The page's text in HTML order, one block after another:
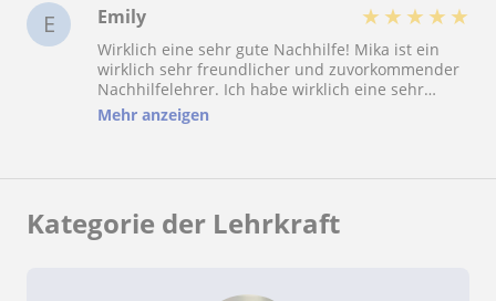
E Emily ★ ★ ★ ★ ★
Wirklich eine sehr gute Nachhilfe! Mika ist ein
wirklich sehr freundlicher und zuvorkommender
Nachhilfelehrer. Ich habe wirklich eine sehr
lange Zeit mit der englischen Grammatik zu
kämpfen gehabt, die für meine ZAP
Nachhilfestunden mit Mika hatte, ist es mir die
Grammatik wesentlich leichter gefallen als
Mehr anzeigen
Kategorie der Lehrkraft